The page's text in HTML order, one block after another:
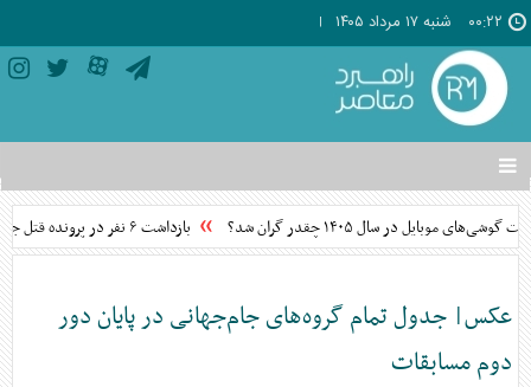
۰۰:۲۲ شنبه ۱۷ مرداد ۱۴۰۵
تغییر
وضعیت
منوی
سرویس
ها
موبایل در سال ۱۴۰۵ چقدر گران شد؟ بازداشت ۶ نفر در پرونده قتل جوانی در ستارخان
عکس| جدول تمام گروه‌های جام‌جهانی در پایان دور
دوم مسابقات